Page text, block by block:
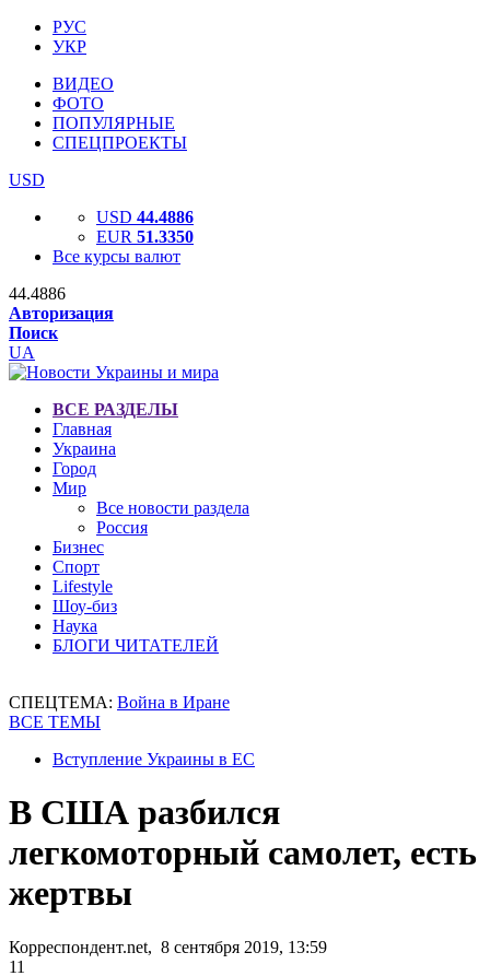
РУС
УКР
ВИДЕО
ФОТО
ПОПУЛЯРНЫЕ
СПЕЦПРОЕКТЫ
USD
USD 44.4886
EUR 51.3350
Все курсы валют
44.4886
Авторизация
Поиск
UA
ВСЕ РАЗДЕЛЫ
Главная
Украина
Город
Мир
Все новости раздела
Россия
Бизнес
Спорт
Lifestyle
Шоу-биз
Наука
БЛОГИ ЧИТАТЕЛЕЙ
СПЕЦТЕМА: Война в Иране
ВСЕ ТЕМЫ
Вступление Украины в ЕС
В США разбился
легкомоторный самолет, есть
жертвы
Корреспондент.net, 8 сентября 2019, 13:59
11